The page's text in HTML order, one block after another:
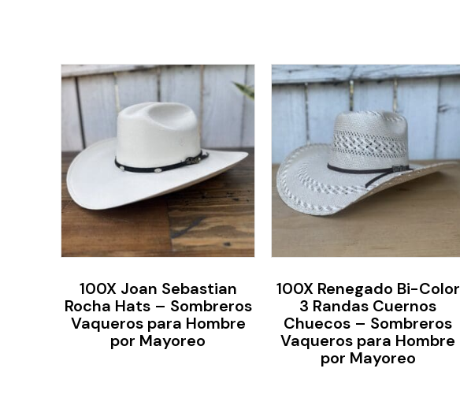
100X Joan Sebastian
Rocha Hats – Sombreros
Vaqueros para Hombre
por Mayoreo
100X Renegado Bi-Color
3 Randas Cuernos
Chuecos – Sombreros
Vaqueros para Hombre
por Mayoreo